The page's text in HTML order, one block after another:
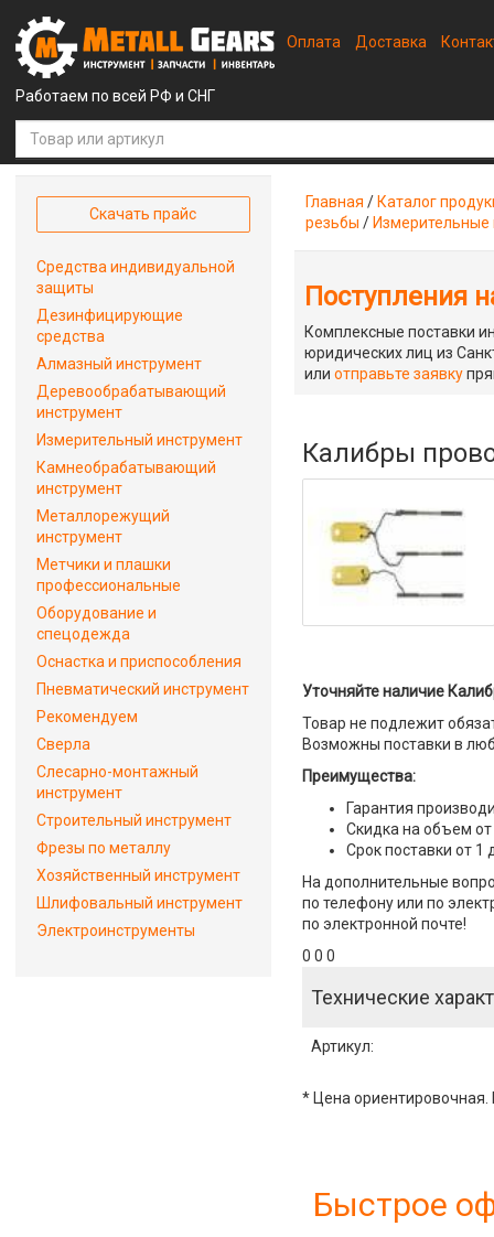
Работаем по всей РФ и СНГ
Оплата Доставка
Главная / Каталог
резьбы /
Поступления
Комплексные поставки
юридических лиц из
илиотправьте заявку
Калибры
Уточняйте наличие
Товар не подлежит
Возможны поставки в
Преимущества:
Гарантия
Скидка на объем от
Срок поставки от 1
На дополнительные
по телефону или по
по электронной почте!
0 0 0
Технические
Артикул:
* Цена ориентировочная.
Быстрое
Скачать прайс
Средства индивидуальной
защиты
Дезинфицирующие
средства
Алмазный инструмент
Деревообрабатывающий
инструмент
Измерительный инструмент
Камнеобрабатывающий
инструмент
Металлорежущий
инструмент
Метчики и плашки
профессиональные
Оборудование и
спецодежда
Оснастка и приспособления
Пневматический инструмент
Рекомендуем
Сверла
Слесарно-монтажный
инструмент
Строительный инструмент
Фрезы по металлу
Хозяйственный инструмент
Шлифовальный инструмент
Электроинструменты